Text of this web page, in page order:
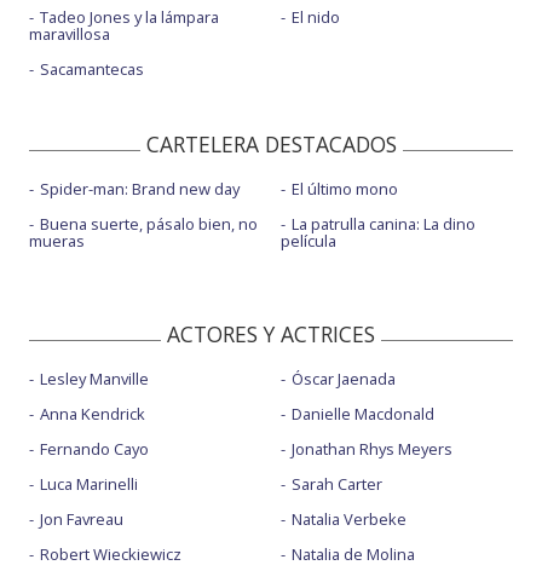
Tadeo Jones y la lámpara
maravillosa
Sacamantecas
El nido
CARTELERA DESTACADOS
Spider-man: Brand new day
Buena suerte, pásalo bien, no
mueras
El último mono
La patrulla canina: La dino
película
ACTORES Y ACTRICES
Lesley Manville
Anna Kendrick
Fernando Cayo
Luca Marinelli
Jon Favreau
Robert Wieckiewicz
Óscar Jaenada
Danielle Macdonald
Jonathan Rhys Meyers
Sarah Carter
Natalia Verbeke
Natalia de Molina